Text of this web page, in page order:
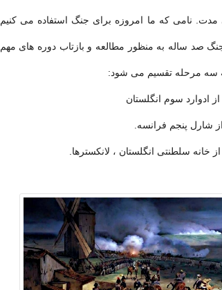
نامی که ما امروزه برای جنگ استفاده می کنیم
صد ساله به منظور مطالعه و بازتاب دوره های مهم
سه مرحله تقسیم می شود: